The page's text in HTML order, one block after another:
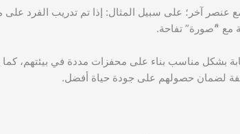
عنصر آخر؛ على سبيل المثال: إذا تم تدريب الفرد على
مع “ًصورة” تفاحة.
بشكل مناسب بناء على محفزات مددة في بيئتهم،
لضمان حصولهم على جودة حياة أفضل.